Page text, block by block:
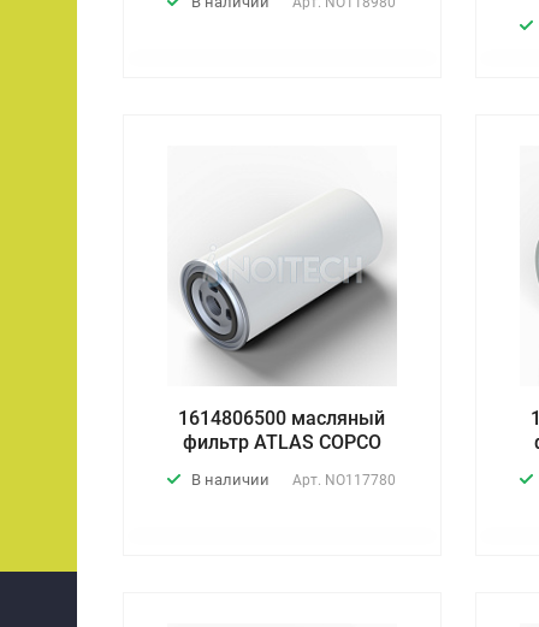
1614806500 масляный
фильтр ATLAS COPCO
В наличии Арт. NO117780